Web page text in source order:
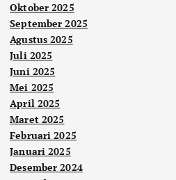
Oktober 2025
September 2025
Agustus 2025
Juli 2025
Juni 2025
Mei 2025
April 2025
Maret 2025
Februari 2025
Januari 2025
Desember 2024